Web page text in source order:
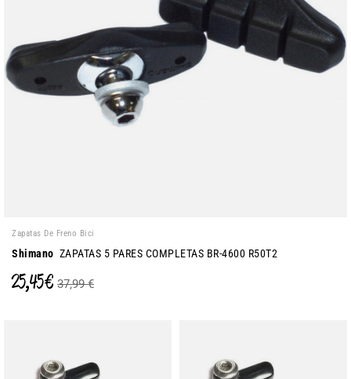
Zapatas De Freno Bici
Shimano ZAPATAS 5 PARES COMPLETAS BR-4600 R50T2
25,45 € 37,99 €